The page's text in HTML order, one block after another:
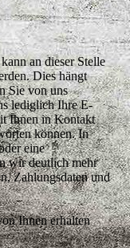
an dieser Stelle
Dies hängt
Sie von uns
lediglich Ihre E-
Ihnen in Kontakt
können. In
eine
wir deutlich mehr
Zahlungsdaten und
Ihnen erhalten